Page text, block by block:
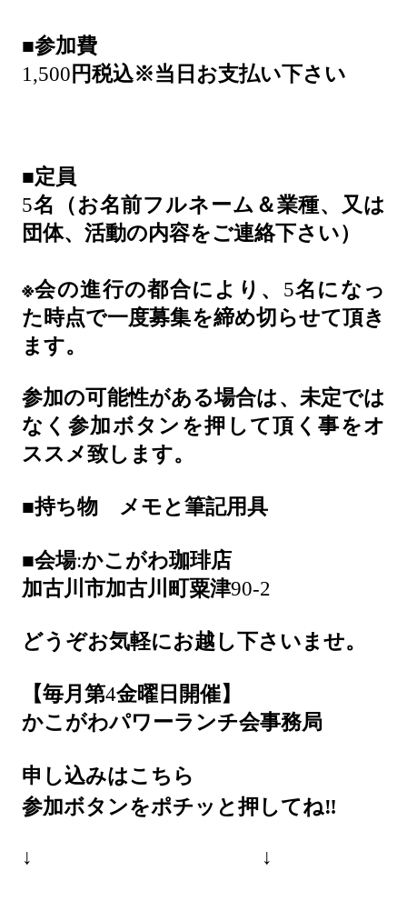
■参加費
1,500 円税込※当日お支払い下さい
■定員
5名（お名前フルネーム＆業種、又は
団体、活動の内容をご連絡下さい）
※会の進行の都合により、 5名になっ
た時点で一度募集を締め切らせて頂き
ます。
参加の可能性がある場合は、未定では
なく参加ボタンを押して頂く事をオ
ススメ致します。
■持ち物 メモと筆記用具
■会場:かこがわ珈琲店
加古川市加古川町粟津90-2
どうぞお気軽にお越し下さいませ。
【毎月第4金曜日開催】
かこがわパワーランチ会事務局
申し込みはこちら
参加ボタンをポチッと押してね‼
↓ ↓